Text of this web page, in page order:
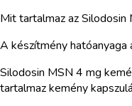
Mit tartalmaz az Silodosin
A készítmény hatóanyaga
Silodosin MSN 4 mg
tartalmaz kemény